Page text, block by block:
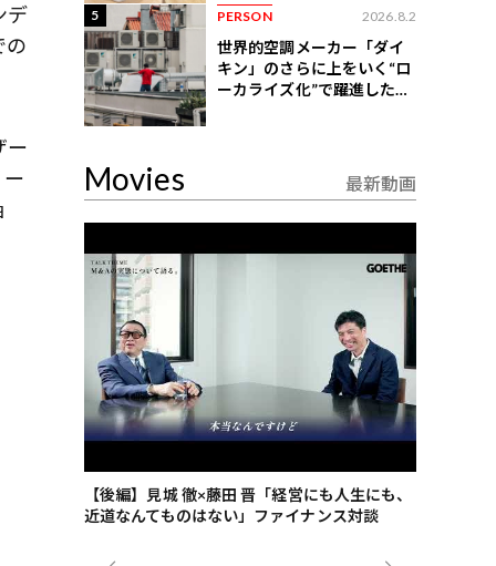
デ
の
ー
5 PERSON 2026.8.2
世界的空調メーカー「ダイ
キン」のさらに上をいく“ロ
ーカライズ化”で躍進したイ
Movies 最新動画
【後編】見城 徹×藤田 晋「経営にも人生にも、
近道なんてものはない」ファイナンス対談